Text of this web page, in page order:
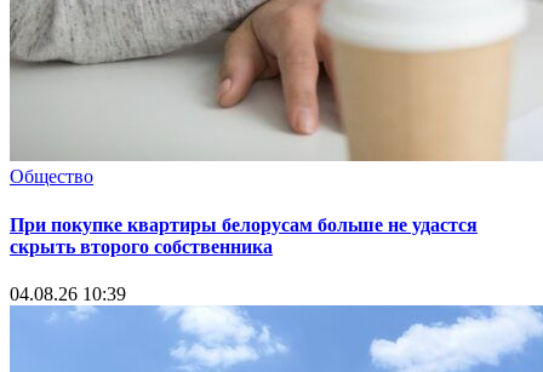
Общество
При покупке квартиры белорусам больше не удастся
скрыть второго собственника
04.08.26 10:39